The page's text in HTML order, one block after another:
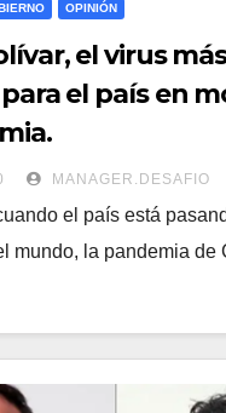
OPINIÓN
el virus
el país en
MANAGER.DESAFIO
el país está
mundo, la pandemia